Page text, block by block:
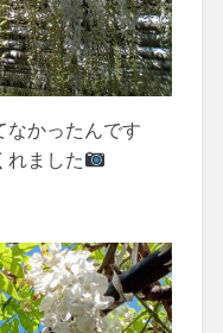
なかったんです
れました